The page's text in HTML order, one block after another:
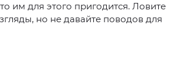
им для этого пригодится. Ловите
но не давайте поводов для